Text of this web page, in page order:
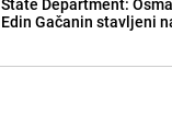
Edin Gačanin stavljeni